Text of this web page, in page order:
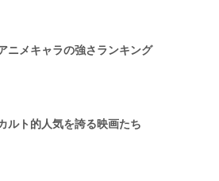
ニメキャラの強さランキング
ルト的人気を誇る映画たち